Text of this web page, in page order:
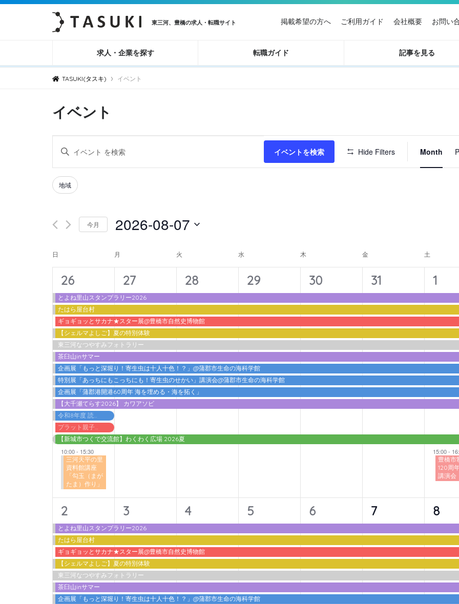
東三河、豊橋の求人・転職サイト 掲載希望の方へ ご利用ガイド 会社概要 お問い
求人・企業を探す 転職ガイド 記事を見る
TASUKI(タスキ) › イベント
イベント
イ
ベ
ン
ト
検
し
て
ナ
ビ
ゲ
ー
シ
ョ
ン
を
表
示
ワ
ー
を
く
だ
さ
い。
キ
ー
ワ
ー
ド
で
イ
索
し
ま
す。
イベントを検索 Hide Filters
ベ
ン
ョ
ン
Month
Filters
Changing
any
the
inputs
will
cause
the
list
of
events
to
refresh
with
the
filtered
results.
地域
今月 2026-08-07
付
を
択
イ
ベ
ン
ト
の
カ
レ
ン
ダ
ー
日 月 火 水 木 金 土
14
イ
ベ
ン
ト,
26
とよね里山スタンプラリー2026
たはら屋台村
ギョギョッとサカナ★スター展@豊橋市自然史博物館
【シェルマよしご】夏の特別体験
東三河なつやすみフォトラリー
茶臼山inサマー
企画展「もっと深堀り！寄生虫は十人十色！？」@蒲郡市生命の海科学館
特別展「あっちにもこっちにも！寄生虫のせかい」講演会@蒲郡市生命の海科学館
企画展「蒲郡港開港60周年 海を埋める・海を拓く」
【大千瀬てらす2026】 カワアソビ
令和8年度 読書感想文書いちゃうデー@蒲郡市立図書館
プラット親子わくわくプログラム2026 アガット＆アドリアン『ノ．ルム －ふたりのバランス－』
【新城市つくで交流館】わくわく広場 2026夏
10:00- 15:30
三河天平の里
資料館講座
「勾玉（まが
たま）作り」
11
イ
ベ
ン
ト,
27
11
イ
ベ
ン
ト,
28
11
イ
ベ
ン
ト,
29
11
イ
ベ
ン
ト,
30
11
イ
ベ
ン
ト,
31
12
イ
ベ
ン
ト,
1
15:00-
豊橋市
120周
講演会
11
イ
ベ
ン
ト,
2
とよね里山スタンプラリー2026
たはら屋台村
ギョギョッとサカナ★スター展@豊橋市自然史博物館
【シェルマよしご】夏の特別体験
東三河なつやすみフォトラリー
茶臼山inサマー
企画展「もっと深堀り！寄生虫は十人十色！？」@蒲郡市生命の海科学館
11
イ
ベ
ン
ト,
3
11
イ
ベ
ン
ト,
4
11
イ
ベ
ン
ト,
5
11
イ
ベ
ン
ト,
6
11
イ
ベ
ン
ト,
7
11
イ
ベ
ン
ト,
8